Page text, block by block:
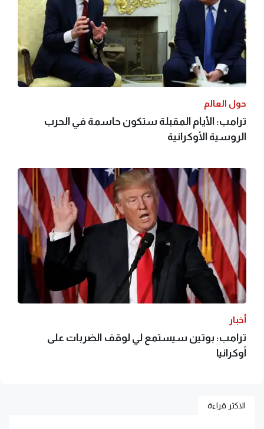
حول العالم
ترامب: الأيام المقبلة ستكون حاسمة في الحرب
الروسية الأوكرانية
أخبار
ترامب: بوتين سيستمع لي لوقف الضربات على
أوكرانيا
الاكثر قراءة